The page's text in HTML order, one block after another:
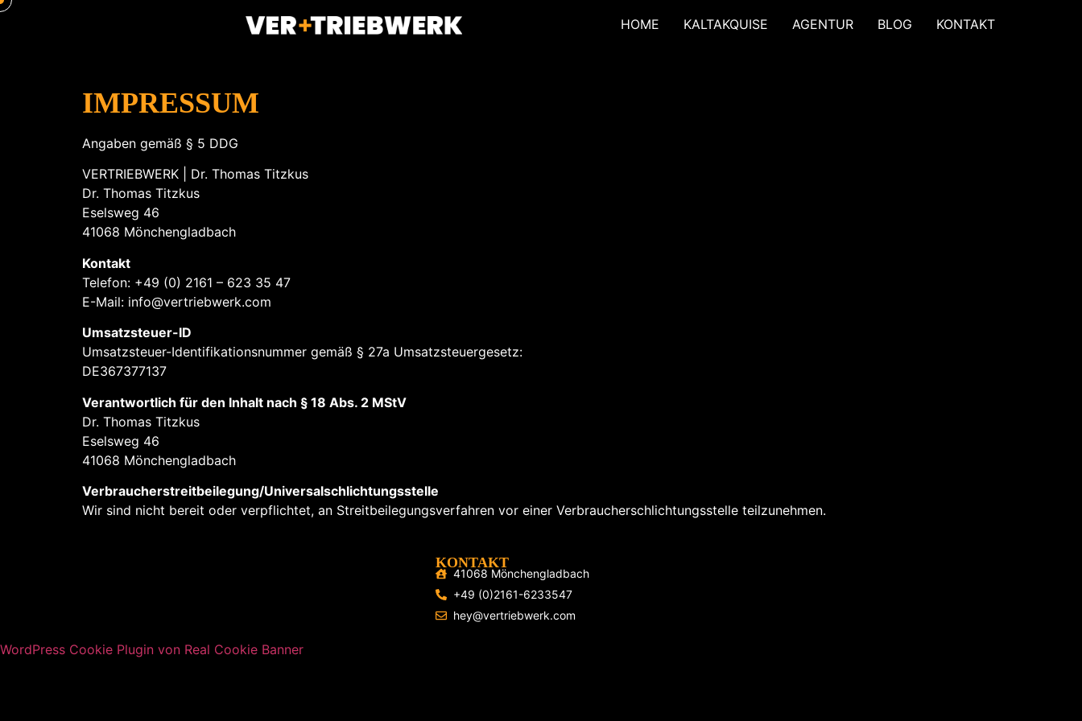
HOME KALTAKQUISE AGENTUR BLOG KONTAKT
IMPRESSUM
Angaben gemäß § 5 DDG
VERTRIEBWERK | Dr. Thomas Titzkus
Dr. Thomas Titzkus
Eselsweg 46
41068 Mönchengladbach
Kontakt
Telefon: +49 (0) 2161 – 623 35 47
E-Mail: info@vertriebwerk.com
Umsatzsteuer-ID
Umsatzsteuer-Identifikationsnummer gemäß § 27a Umsatzsteuergesetz:
DE367377137
Verantwortlich für den Inhalt nach § 18 Abs. 2 MStV
Dr. Thomas Titzkus
Eselsweg 46
41068 Mönchengladbach
Verbraucherstreitbeilegung/Universalschlichtungsstelle
Wir sind nicht bereit oder verpflichtet, an Streitbeilegungsverfahren vor einer Verbraucherschlichtungsstelle teilzunehmen.
KONTAKT
41068 Mönchengladbach
+49 (0)2161-6233547
hey@vertriebwerk.com
WordPress Cookie Plugin von Real Cookie Banner